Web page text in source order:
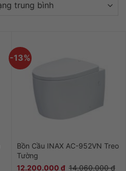
-13%
Bồn Cầu INAX AC-952VN Treo
Tường
12.200.000 ₫ 14.060.000₫